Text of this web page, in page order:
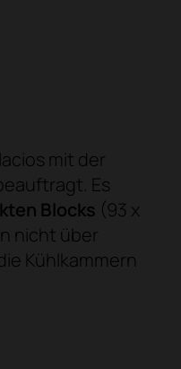
mit der
Es
Blocks (93 x
nicht über
Kühlkammern